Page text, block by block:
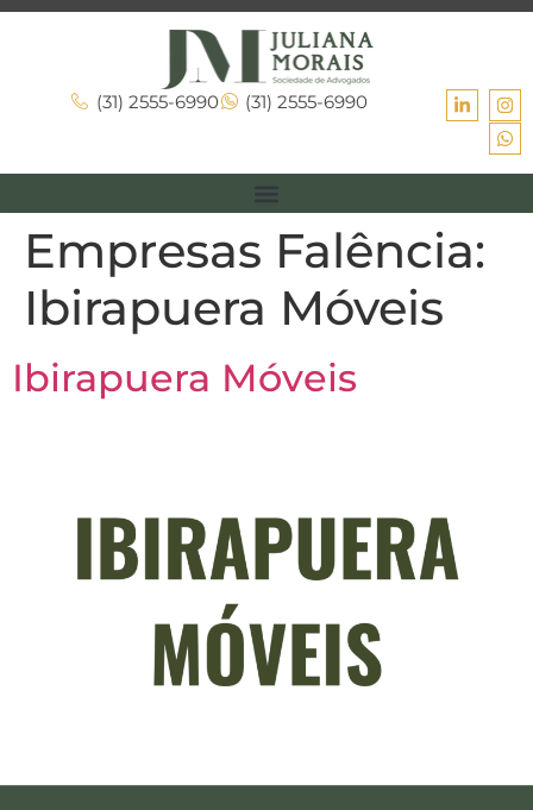
(31) 2555-6990 (31) 2555-6990
Empresas Falência:
Ibirapuera Móveis
Ibirapuera Móveis